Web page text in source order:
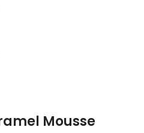
Mousse